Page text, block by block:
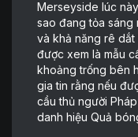
Merseyside lúc
sao đang tỏa sáng
và khả năng rê
được xem là mẫu
khoảng trống bên
gia tin rằng nếu
cầu thủ người
danh hiệu Quả